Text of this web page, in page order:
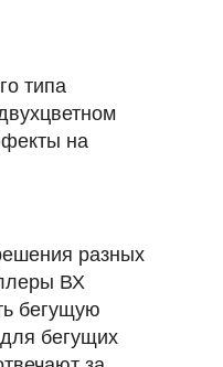
типа
на
разных
ВХ
бегущую
бегущих